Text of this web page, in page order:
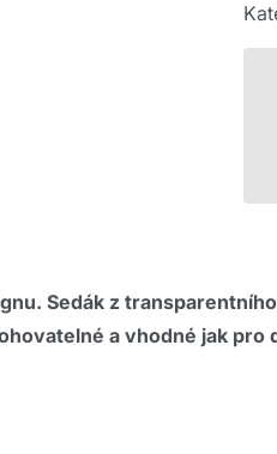
Sedák z
a vhodné jak